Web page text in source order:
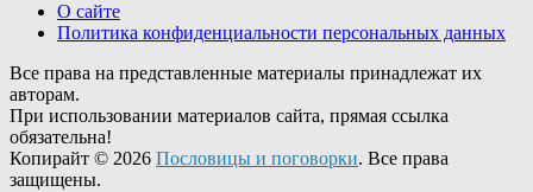
О сайте
Политика конфиденциальности персональных данных
Все права на представленные материалы принадлежат их
авторам.
При использовании материалов сайта, прямая ссылка
обязательна!
Копирайт © 2026 Пословицы и поговорки. Все права
защищены.